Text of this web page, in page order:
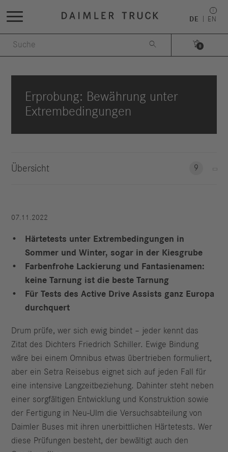
DE EN
 
0
Erprobung: Bewährung unter
Extrembedingungen
Übersicht 9
07.11.2022
Härtetests unter Extrembedingungen in
Sommer und Winter, sogar in der Kiesgrube
Farbenfrohe Lackierung und Fantasienamen:
keine Tarnung ist die beste Tarnung
Für Tests des Active Drive Assists ganz Europa
durchquert
Drum prüfe, wer sich ewig bindet – jeder kennt das
Zitat des Dichters Friedrich Schiller. Ewige Bindung
wäre bei einem Omnibus etwas übertrieben formuliert,
aber ein Setra Reisebus eignet sich auf jeden Fall für
eine intensive Langzeitbeziehung. Dahinter steht neben
einer sorgfältigen Entwicklung und Konstruktion sowie
der Fertigung in Neu-Ulm die Versuchsabteilung von
Daimler Buses mit ihren unerbittlichen Härtetests. Wer
diese Prüfungen besteht, der bewältigt auch den